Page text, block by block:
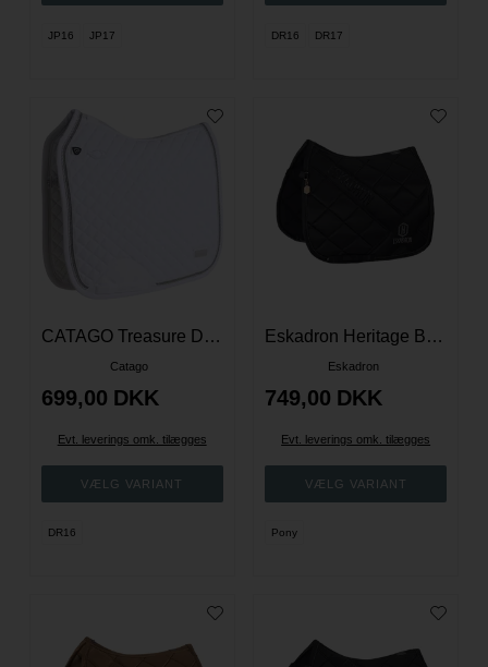
JP16 JP17 DR16 DR17
CATAGO Treasure Dressur Underlag - Hvid
Catago
699,00 DKK
Evt. leverings omk. tilægges
DR16
Eskadron Heritage Bigcross Matgloss Dressur Underlag - Sort
Eskadron
749,00 DKK
Evt. leverings omk. tilægges
Pony